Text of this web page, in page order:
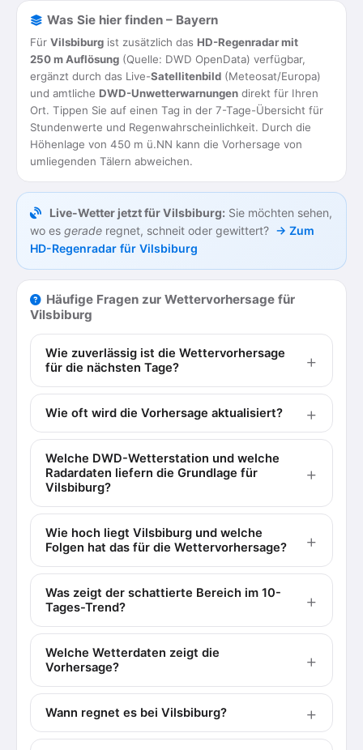
Was Sie hier finden – Bayern
Für Vilsbiburg ist zusätzlich das HD-Regenradar mit
250 m Auflösung (Quelle: DWD OpenData) verfügbar,
ergänzt durch das Live-Satellitenbild (Meteosat/Europa)
und amtliche DWD-Unwetterwarnungen direkt für Ihren
Ort. Tippen Sie auf einen Tag in der 7-Tage-Übersicht für
Stundenwerte und Regenwahrscheinlichkeit. Durch die
Höhenlage von 450 m ü.NN kann die Vorhersage von
umliegenden Tälern abweichen.
Live-Wetter jetzt für Vilsbiburg: Sie möchten sehen,
wo es gerade regnet, schneit oder gewittert? → Zum
HD-Regenradar für Vilsbiburg
Häufige Fragen zur Wettervorhersage für
Vilsbiburg
Wie zuverlässig ist die Wettervorhersage
für die nächsten Tage?
Wie oft wird die Vorhersage aktualisiert?
Welche DWD-Wetterstation und welche
Radardaten liefern die Grundlage für
Vilsbiburg?
Wie hoch liegt Vilsbiburg und welche
Folgen hat das für die Wettervorhersage?
Was zeigt der schattierte Bereich im 10-
Tages-Trend?
Welche Wetterdaten zeigt die
Vorhersage?
Wann regnet es bei Vilsbiburg?